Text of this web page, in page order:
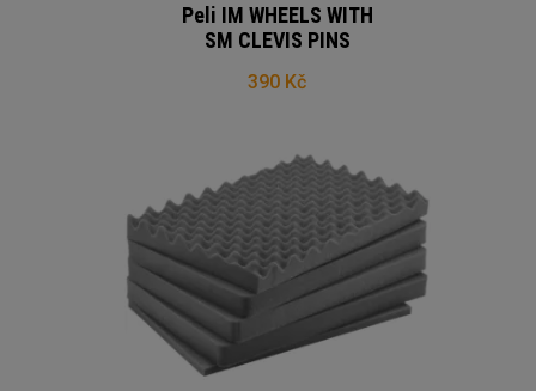
Peli IM WHEELS WITH
SM CLEVIS PINS
390 Kč